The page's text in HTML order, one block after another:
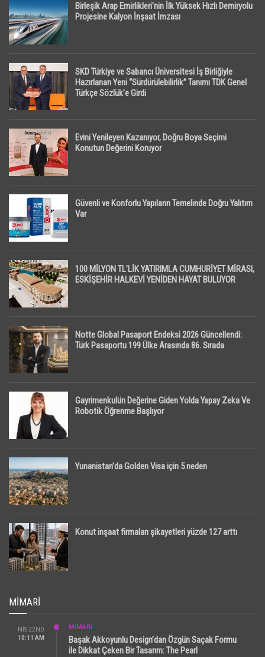
Birleşik Arap Emirlikleri’nin İlk Yüksek Hızlı Demiryolu
Projesine Kalyon İnşaat İmzası
SKD Türkiye ve Sabancı Üniversitesi İş Birliğiyle
Hazırlanan Yeni “Sürdürülebilirlik” Tanımı TDK Genel
Türkçe Sözlük’e Girdi
Evini Yenileyen Kazanıyor, Doğru Boya Seçimi
Konutun Değerini Koruyor
Güvenli ve Konforlu Yapıların Temelinde Doğru Yalıtım
Var
100 MİLYON TL’LİK YATIRIMLA CUMHURİYET MİRASI,
ESKİŞEHİR HALKEVİ YENİDEN HAYAT BULUYOR
Notte Global Pasaport Endeksi 2026 Güncellendi:
Türk Pasaportu 199 Ülke Arasında 86. Sırada
Gayrimenkulün Değerine Giden Yolda Yapay Zeka Ve
Robotik Öğrenme Başlıyor
Yunanistan’da Golden Visa için 5 neden
Konut inşaat firmaları şikayetleri yüzde 127 arttı
MIMARI
NIS 22ND
10:11 AM
MİMARİ
Başak Akkoyunlu Design’dan Özgün Saçak Formu
ile Dikkat Çeken Bir Tasarım: The Pearl